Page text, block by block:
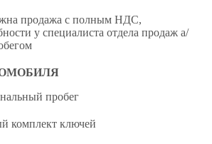
продажа с полным НДС,
у специалиста отдела продаж а/
пробег
комплект ключей